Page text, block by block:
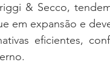
& Secco,
em expansão e
eficientes,